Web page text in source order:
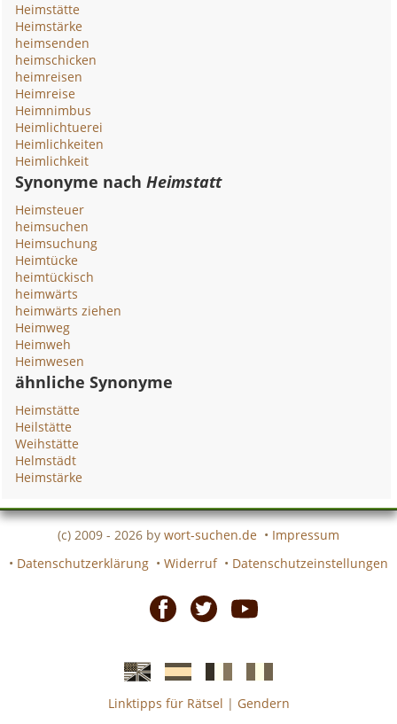
Heimstätte
Heimstärke
heimsenden
heimschicken
heimreisen
Heimreise
Heimnimbus
Heimlichtuerei
Heimlichkeiten
Heimlichkeit
Synonyme nachHeimstatt
Heimsteuer
heimsuchen
Heimsuchung
Heimtücke
heimtückisch
heimwärts
heimwärts ziehen
Heimweg
Heimweh
Heimwesen
ähnliche Synonyme
Heimstätte
Heilstätte
Weihstätte
Helmstädt
Heimstärke
(c) 2009 - 2026 by wort-suchen.de • Impressum
• Datenschutzerklärung • Widerruf • Datenschutzeinstellungen
EnglischeSpanischefranzösicheitalienische
Linktipps für Rätsel | Gendern